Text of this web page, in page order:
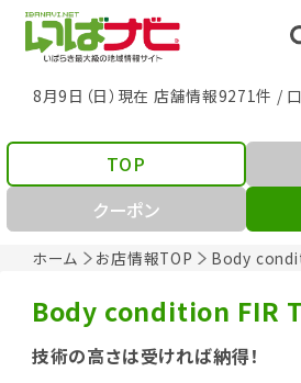
8月9日（日）現在 店舗情報9271件 /
ホーム お店情報TOP Body
TOP
クーポン
Body condition FIR
技術の高さは受ければ納得！